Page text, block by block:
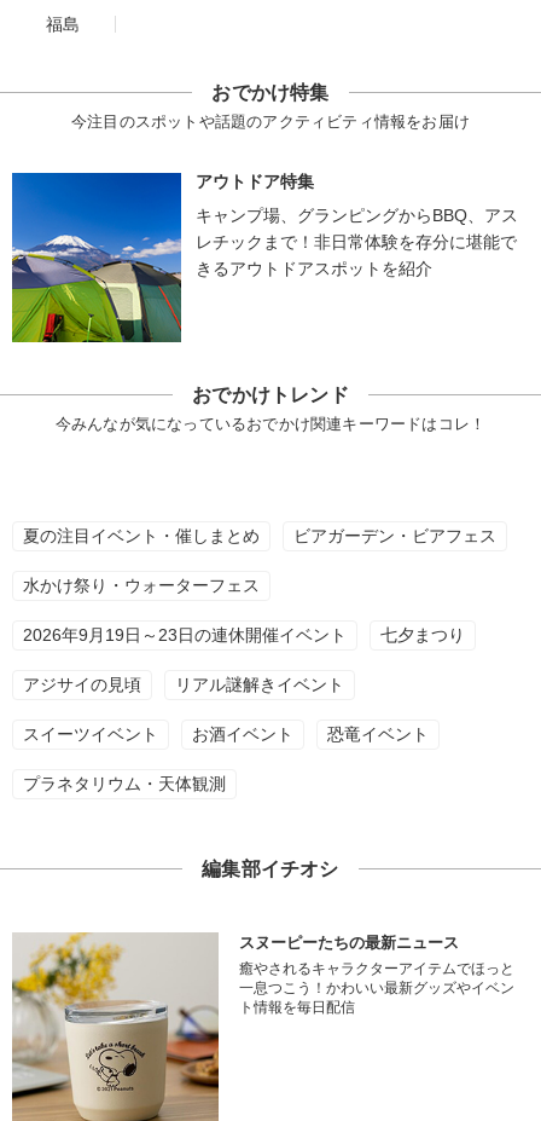
福島
おでかけ特集
今注目のスポットや話題のアクティビティ情報をお届け
アウトドア特集
キャンプ場、グランピングからBBQ、アス
レチックまで！非日常体験を存分に堪能で
きるアウトドアスポットを紹介
おでかけトレンド
今みんなが気になっているおでかけ関連キーワードはコレ！
夏の注目イベント・催しまとめ ビアガーデン・ビアフェス
水かけ祭り・ウォーターフェス
2026年9月19日～23日の連休開催イベント 七夕まつり
アジサイの見頃 リアル謎解きイベント
スイーツイベント お酒イベント 恐竜イベント
プラネタリウム・天体観測
編集部イチオシ
スヌーピーたちの最新ニュース
癒やされるキャラクターアイテムでほっと
一息つこう！かわいい最新グッズやイベン
ト情報を毎日配信